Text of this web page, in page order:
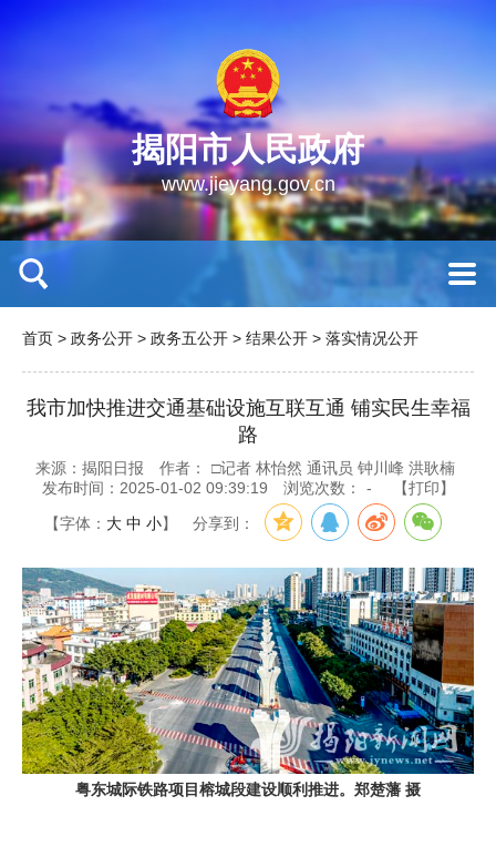
揭阳市人民政府
www.jieyang.gov.cn
首页 > 政务公开 > 政务五公开 > 结果公开 > 落实情况公开
我市加快推进交通基础设施互联互通 铺实民生幸福
路
来源：揭阳日报 作者：
□记者 林怡然 通讯员 钟川峰 洪耿楠
发布时间：2025-01-02 09:39:19
浏览次数： - 【打印】
【字体： 大 中 小】 分享到：
粤东城际铁路项目榕城段建设顺利推进。郑楚藩 摄